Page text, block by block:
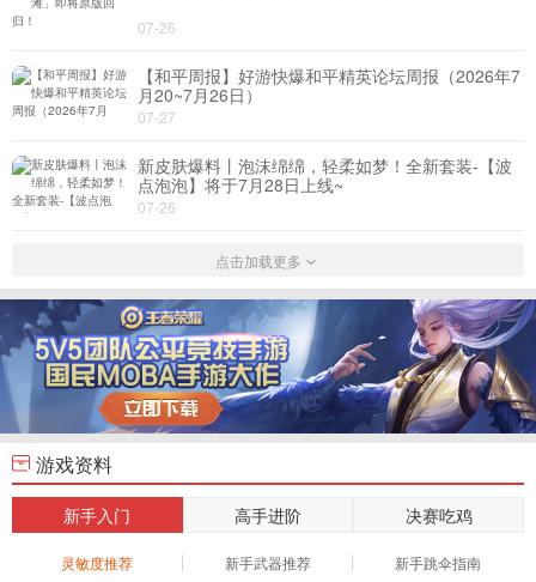
热门
07-26
【和平周报】好游快爆和平精英论坛周报（2026年7
月20~7月26日）
07-27
新皮肤爆料丨泡沫绵绵，轻柔如梦！全新套装-【波
点泡泡】将于7月28日上线~
07-26
点击加载更多
游戏资料
新手入门 高手进阶 决赛吃鸡
灵敏度推荐 新手武器推荐
新手跳伞指南